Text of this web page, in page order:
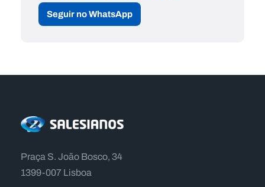
Seguir no WhatsApp
Praça S. João Bosco, 34
1399-007 Lisboa